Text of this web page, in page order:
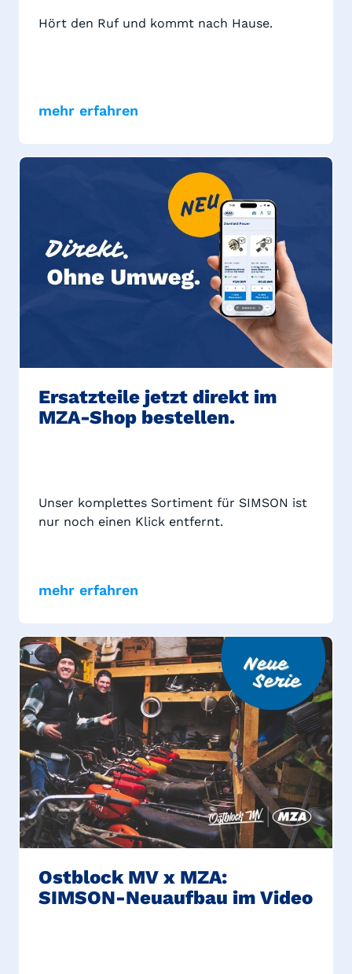
Hört den Ruf und kommt nach Hause.
mehr erfahren
Ersatzteile jetzt direkt im
MZA-Shop bestellen.
Unser komplettes Sortiment für SIMSON ist
nur noch einen Klick entfernt.
mehr erfahren
Ostblock MV x MZA:
SIMSON-Neuaufbau im Video